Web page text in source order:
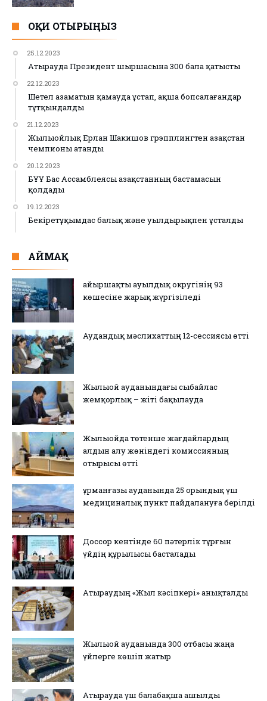
ОҚИ ОТЫРЫҢЫЗ
25.12.2023
Атырауда Президент шыршасына 300 бала қатысты
22.12.2023
Шетел азаматын қамауда ұстап, ақша бопсалағандар
тұтқындалды
21.12.2023
Жылыойлық Ерлан Шакишов грэпплингтен Қазақстан
чемпионы атанды
20.12.2023
БҰҰ Бас Ассамблеясы Қазақстанның бастамасын
қолдады
19.12.2023
Бекіретұқымдас балық және уылдырықпен ұсталды
АЙМАҚ
Қайыршақты ауылдық округінің 93
көшесіне жарық жүргізіледі
Аудандық мәслихаттың 12-сессиясы өтті
Жылыой ауданындағы сыбайлас
жемқорлық – жіті бақылауда
Жылыойда төтенше жағдайлардың
алдын алу жөніндегі комиссияның
отырысы өтті
Құрманғазы ауданында 25 орындық үш
медициналық пункт пайдалануға берілді
Доссор кентінде 60 пәтерлік тұрғын
үйдің құрылысы басталады
Атыраудың «Жыл кәсіпкері» анықталды
Жылыой ауданында 300 отбасы жаңа
үйлерге көшіп жатыр
Атырауда үш балабақша ашылды